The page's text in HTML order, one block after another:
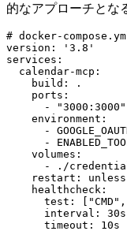
的なアプローチとな
# docker-
version: '3.8'
services:
  calendar-mcp:
    build: .
    ports:
      - "3000:3000"
    environment:
-
-
    volumes:
- ./
restart:
    healthcheck:
test:
      interval: 30s
      timeout: 10s